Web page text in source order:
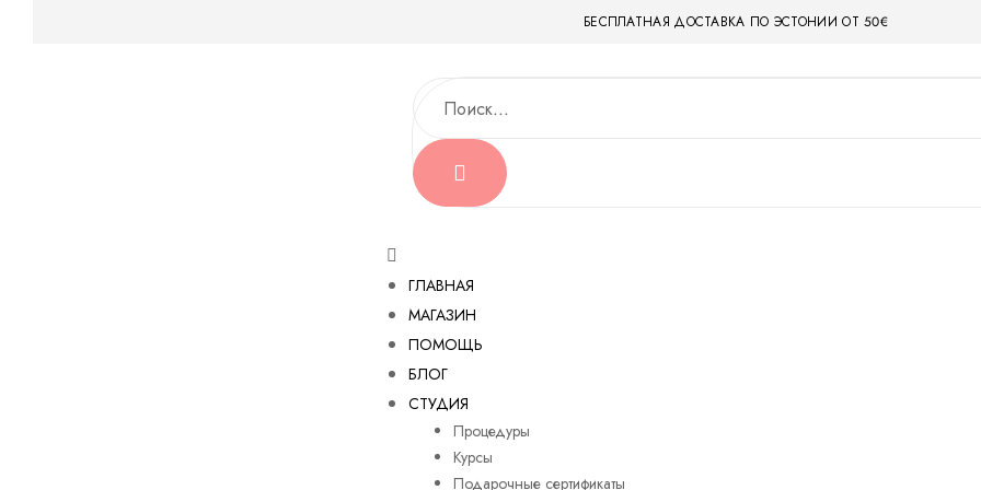
БЕСПЛАТНАЯ ДОСТАВКА ПО ЭСТОНИИ ОТ 50€
ГЛАВНАЯ
МАГАЗИН
ПОМОЩЬ
БЛОГ
СТУДИЯ
Процедуры
Курсы
Подарочные сертификаты